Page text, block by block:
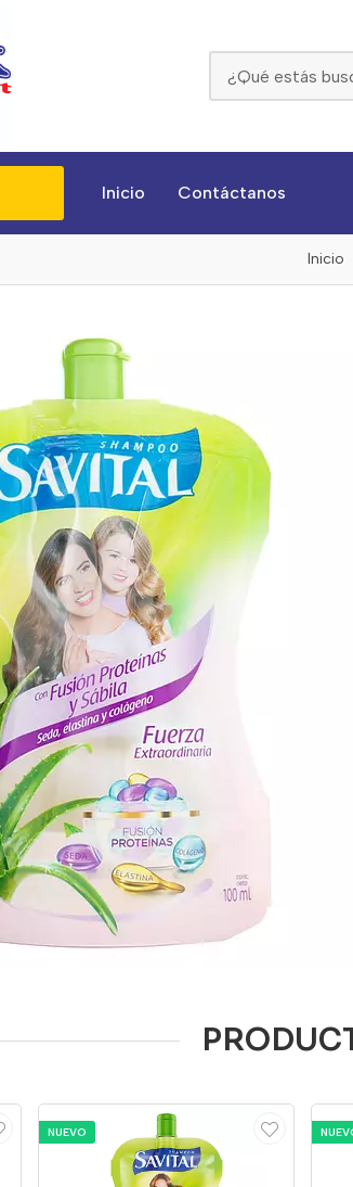
Inicio Contáctanos
Inicio
NUEVO